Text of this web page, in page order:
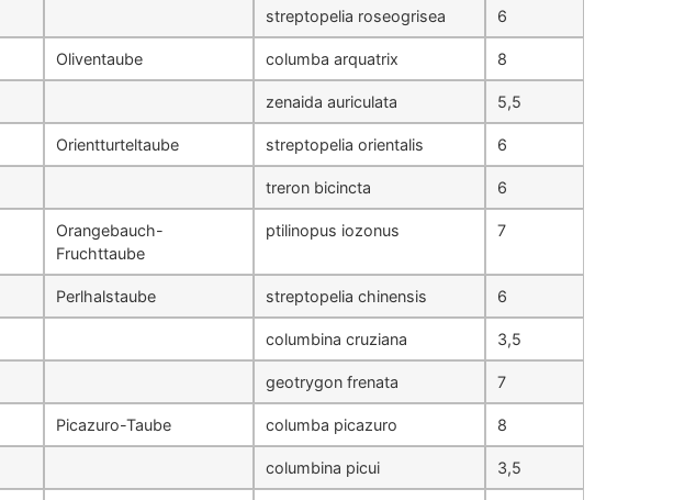
streptopelia roseogrisea 6
Oliventaube columba arquatrix 8
zenaida auriculata 5,5
Orientturteltaube streptopelia orientalis 6
treron bicincta 6
Orangebauch-
Fruchttaube
ptilinopus iozonus 7
Perlhalstaube streptopelia chinensis 6
columbina cruziana 3,5
geotrygon frenata 7
Picazuro-Taube columba picazuro 8
columbina picui 3,5